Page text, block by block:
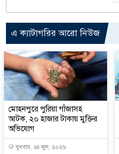
এ ক্যাটাগরির আরো নিউজ
মোহনপুরে পুরিয়া গাঁজাসহ
আটক, ২০ হাজার টাকায় মুক্তির
অভিযোগ
বুধবার, ২৪ জুন, ২০২৬